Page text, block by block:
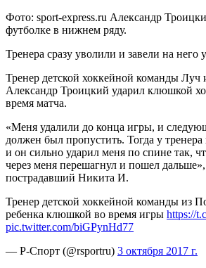
Фото: sport-express.ru Александр
футболке в нижнем ряду.
Тренера сразу уволили и завели на него
Тренер детской хоккейной команды Луч
Александр Троицкий ударил клюшкой
время матча.
«Меня удалили до конца игры, и
должен был пропустить. Тогда у
и он сильно ударил меня по спине так,
через меня перешагнул и пошел дальше»,
пострадавший Никита И.
Тренер детской хоккейной команды из
ребенка клюшкой во время игры https://
pic.twitter.com/biGPynHd77
— Р-Спорт (@rsportru) 3 октября 2017 г.